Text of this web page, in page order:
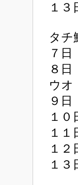
１３
タチ
７日
８日
ウオ
９日
１０
１１
１２
１３